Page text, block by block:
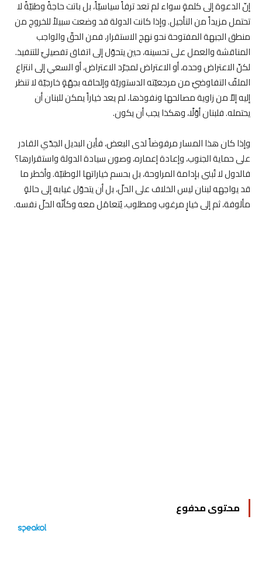
إنّ الدعوة إلى كلمةٍ سواء لم تعد ترفاً سياسيّاً، بل باتت حاجةً وطنيّةً لا
تحتمل مزيداً من التأجيل. وإذا كانت الدولة قد وضعت سبيلاً للخروج من
منطق الجبهة المفتوحة نحو نهج الاستقرار، فمن الحقّ والواجب
المناقشة والعمل على تحسينه، حين يتحوّل إلى اتفاق تفصيليّ للتنفيذ.
لكنّ الاعتراض وحده، أو الاعتراض لمجرّد الاعتراض، أو السعي إلى انتزاع
الملفّ التفاوضيّ من مرجعيّته الدستوريّة وإلحاقه بجهّةٍ خارجيّة لا تنظر
إليه إلاّ من زاوية مصالحها ونفوذها، لم يعد خياراً يمكن للبنان أن
يحتمله. فلبنان أوّلًا، وهكذا يجب أن يكون.
وإذا كان هذا المسار مرفوضاً لدى البعض، فأين البديل الجدّي القادر
على حماية الجنوب، وإعادة إعماره، وصون سيادة الدولة واستقرارها؟
فالدول لا تُبنى بإدامة المراوحة، بل بحسم خياراتها الوطنيّة. وأخطر ما
قد يواجهه لبنان ليس الخلاف على الحلّ، بل أن يتحوّل غيابه إلى حالةٍ
مألوفة، ثم إلى خيارٍ مرغوب ومطلوب، يُتعامَل معه وكأنّه الحلّ نفسه.
محتوى مدفوع